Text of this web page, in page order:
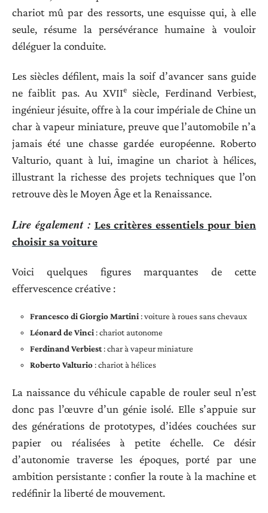
chariot mû par des ressorts, une esquisse qui, à elle
seule, résume la persévérance humaine à vouloir
déléguer la conduite.
Les siècles défilent, mais la soif d’avancer sans guide
ne faiblit pas. Au XVIIe
siècle, Ferdinand Verbiest,
ingénieur jésuite, offre à la cour impériale de Chine un
char à vapeur miniature, preuve que l’automobile n’a
jamais été une chasse gardée européenne. Roberto
Valturio, quant à lui, imagine un chariot à hélices,
illustrant la richesse des projets techniques que l’on
retrouve dès le Moyen Âge et la Renaissance.
Lire également : Les critères essentiels pour bien
choisir sa voiture
Voici quelques figures marquantes de cette
effervescence créative :
Francesco di Giorgio Martini: voiture à roues sans chevaux
Léonard de Vinci: chariot autonome
Ferdinand Verbiest: char à vapeur miniature
Roberto Valturio: chariot à hélices
La naissance du véhicule capable de rouler seul n’est
donc pas l’œuvre d’un génie isolé. Elle s’appuie sur
des générations de prototypes, d’idées couchées sur
papier ou réalisées à petite échelle. Ce désir
d’autonomie traverse les époques, porté par une
ambition persistante : confier la route à la machine et
redéfinir la liberté de mouvement.